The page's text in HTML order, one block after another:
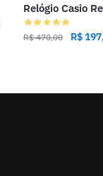
Relógio Casio
R$470,00 R$